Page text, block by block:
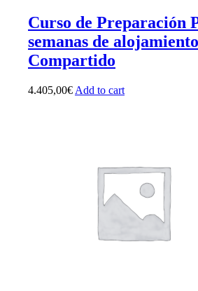
Curso de Preparación
semanas de
Compartido
4.405,00€ Add to cart